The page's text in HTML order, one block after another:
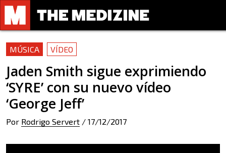
MÚSICA VÍDEO
Jaden Smith sigue exprimiendo
‘SYRE’ con su nuevo vídeo
‘George Jeff’
Por Rodrigo Servert / 17/12/2017